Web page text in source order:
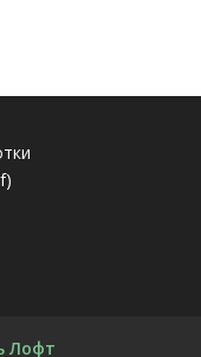
Лофт